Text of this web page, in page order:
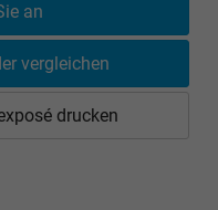
an
vergleichen
drucken